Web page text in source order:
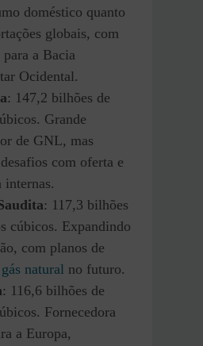
doméstico quanto
globais, com
para a Bacia
Ocidental.
: 147,2 bilhões de
Grande
de GNL, mas
com oferta e
internas.
: 117,3 bilhões
cúbicos. Expandindo
com planos de
gás natural no futuro.
: 116,6 bilhões de
Fornecedora
a Europa,